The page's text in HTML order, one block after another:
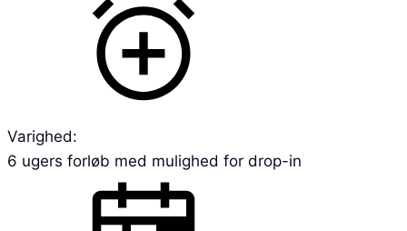
Varighed:
6 ugers forløb med mulighed for drop-in